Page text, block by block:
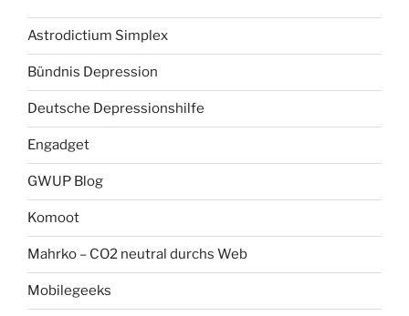
Astrodictium Simplex
Bündnis Depression
Deutsche Depressionshilfe
Engadget
GWUP Blog
Komoot
Mahrko – CO2 neutral durchs Web
Mobilegeeks